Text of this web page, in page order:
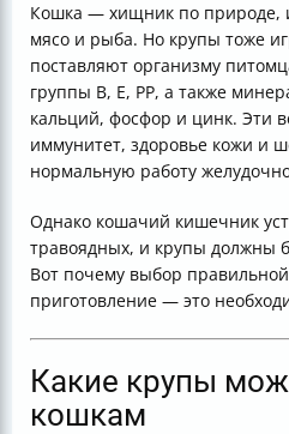
Кошка — хищник по природе,
мясо и рыба. Но крупы тоже
поставляют организму
группы В, Е, РР, а также
кальций, фосфор и цинк. Эти
иммунитет, здоровье кожи и
нормальную работу
Однако кошачий кишечник
травоядных, и крупы должны
Вот почему выбор
приготовление — это
Какие крупы
кошкам